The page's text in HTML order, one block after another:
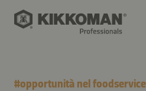
#opportunità nel foodservice